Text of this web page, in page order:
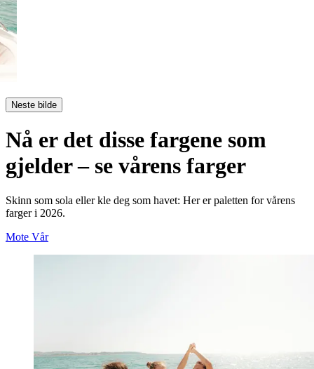
Neste bilde
Nå er det disse fargene som
gjelder – se vårens farger
Skinn som sola eller kle deg som havet: Her er paletten for vårens
farger i 2026.
Mote Vår